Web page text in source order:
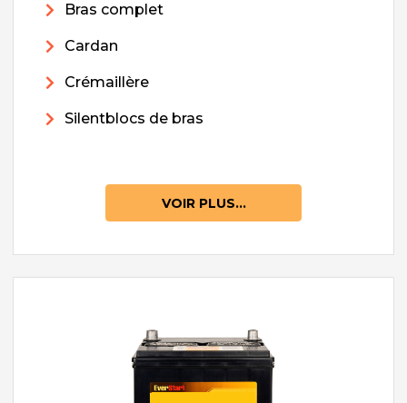
Bras complet
Cardan
Crémaillère
Silentblocs de bras
VOIR PLUS...